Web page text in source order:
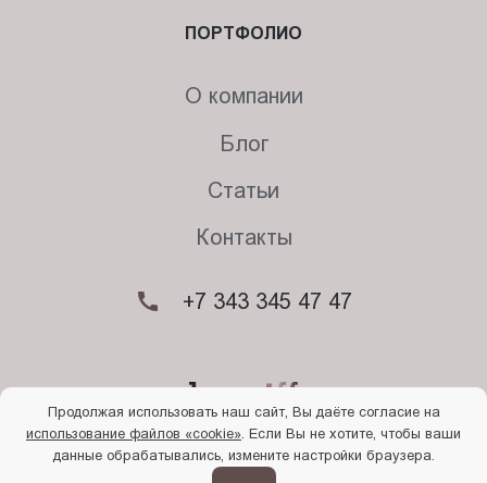
© 2026. Begriff
Политика конфиденциальности
ПОРТФОЛИО
О компании
Блог
Статьи
Контакты
+7 343 345 47 47
Продолжая использовать наш сайт, Вы даёте согласие на
использование файлов «cookie» . Если Вы не хотите, чтобы ваши
данные обрабатывались, измените настройки браузера.